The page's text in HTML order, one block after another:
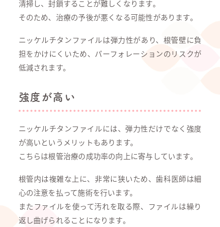
清掃し、封鎖することが難しくなります。
そのため、治療の予後が悪くなる可能性があります。
ニッケルチタンファイルは弾力性があり、根管壁に負
担をかけにくいため、パーフォレーションのリスクが
低減されます。
強度が高い
ニッケルチタンファイルには、弾力性だけでなく強度
が高いというメリットもあります。
こちらは根管治療の成功率の向上に寄与しています。
根管内は複雑な上に、非常に狭いため、歯科医師は細
心の注意を払って施術を行います。
またファイルを使って汚れを取る際、ファイルは繰り
返し曲げられることになります。